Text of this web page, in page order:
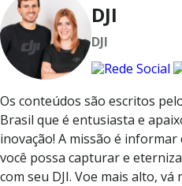
DJI
DJI
Os conteúdos são escritos
Brasil que é entusiasta e
inovação! A missão é
você possa capturar e
com seu DJI. Voe mais alto, vá